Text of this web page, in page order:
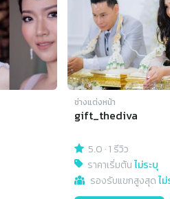
ช่างแต่งหน้า
gift_thediva
5.0 ·1 รีวิว
ราคาเริ่มต้นไม่ระบุ
รองรับแขกสูงสุดไ